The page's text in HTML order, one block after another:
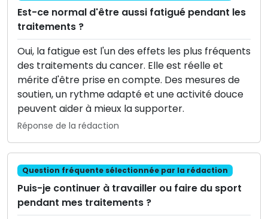
Est-ce normal d'être aussi fatigué pendant les
traitements ?
Oui, la fatigue est l'un des effets les plus fréquents
des traitements du cancer. Elle est réelle et
mérite d'être prise en compte. Des mesures de
soutien, un rythme adapté et une activité douce
peuvent aider à mieux la supporter.
Réponse de la rédaction
Question fréquente sélectionnée par la rédaction
Puis-je continuer à travailler ou faire du sport
pendant mes traitements ?